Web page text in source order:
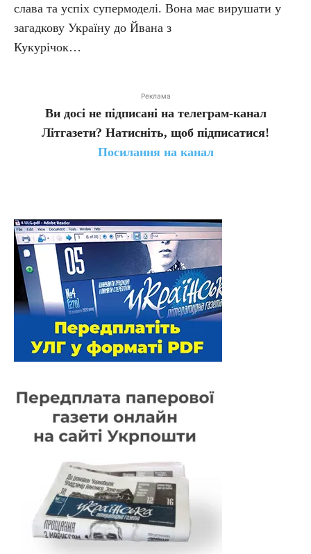
слава та успіх супермоделі. Вона має вирушати у
загадкову Україну до Йвана з
Кукурічок…
Реклама
Ви досі не підписані на телеграм-канал
Літгазети? Натисніть, щоб підписатися!
Посилання на канал